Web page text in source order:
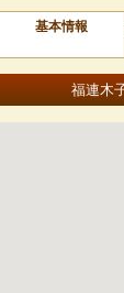
基本情報
福連木